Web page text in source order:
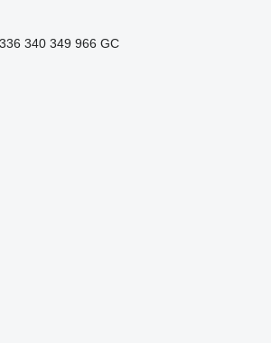
336 340 349 966 GC